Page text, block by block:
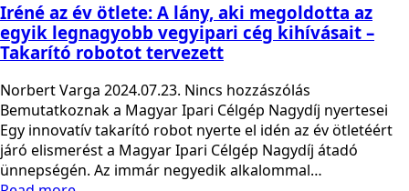
Iréné az év ötlete: A lány, aki megoldotta az
egyik legnagyobb vegyipari cég kihívásait –
Takarító robotot tervezett
Norbert Varga 2024.07.23. Nincs hozzászólás
Bemutatkoznak a Magyar Ipari Célgép Nagydíj nyertesei
Egy innovatív takarító robot nyerte el idén az év ötletéért
járó elismerést a Magyar Ipari Célgép Nagydíj átadó
ünnepségén. Az immár negyedik alkalommal…